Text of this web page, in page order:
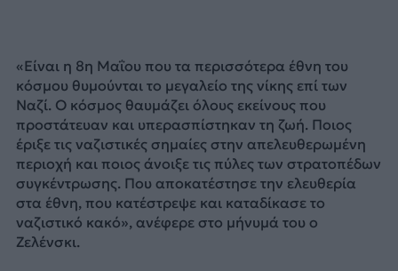
«Είναι η 8η Μαΐου που τα περισσότερα έθνη του
κόσμου θυμούνται το μεγαλείο της νίκης επί των
Ναζί. Ο κόσμος θαυμάζει όλους εκείνους που
προστάτευαν και υπερασπίστηκαν τη ζωή. Ποιος
έριξε τις ναζιστικές σημαίες στην απελευθερωμένη
περιοχή και ποιος άνοιξε τις πύλες των στρατοπέδων
συγκέντρωσης. Που αποκατέστησε την ελευθερία
στα έθνη, που κατέστρεψε και καταδίκασε το
ναζιστικό κακό», ανέφερε στο μήνυμά του ο
Ζελένσκι.